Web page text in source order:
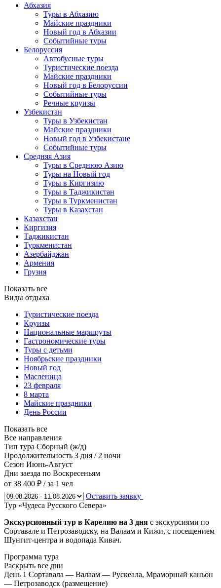
Абхазия
Туры в Абхазию
Майские праздники
Новый год в Абхазии
Событийные туры
Белоруссия
Автобусные туры
Туристические поезда
Майские праздники
Новый год в Белоруссии
Событийные туры
Речные круизы
Узбекистан
Туры в Узбекистан
Майские праздники
Новый год в Узбекистане
Событийные туры
Средняя Азия
Туры в Среднюю Азию
Туры на Новый год
Туры в Киргизию
Туры в Таджикистан
Туры в Туркменистан
Туры в Казахстан
Казахстан
Киргизия
Таджикистан
Туркменистан
Азербайджан
Армения
Грузия
Показать все
Виды отдыха
Туристические поезда
Круизы
Национальные маршруты
Гастрономические туры
Туры с детьми
Ноябрьские праздники
Новый год
Масленица
23 февраля
8 марта
Майские праздники
День России
Показать все
Все направления
Тип тура Сборный (ж/д)
Продолжительность 3 дня / 2 ночи
Сезон Июнь-Август
Дни заезда по Воскресеньям
от 38 400 ₽ / за 1 чел
Оставить заявку
Тур «Чудеса Русского Севера»
Экскурсионный тур в Карелию на 3 дня с экскурсиями по
Сортавале и Петрозаводску, на Валаам и Кижи, с посещением
Шунгит-центра и водопада Кивач.
Программа тура
Раскрыть все дни
День 1 Сортавала — Валаам — Рускеала, Мраморный каньон
— Петрозаводск (размещение)